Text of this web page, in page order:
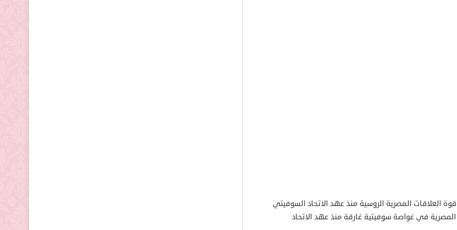
العلاقات المصرية الروسية منذ عهد الاتحاد السوفيتي
في غواصة سوفيتية غارقة منذ عهد الاتحاد